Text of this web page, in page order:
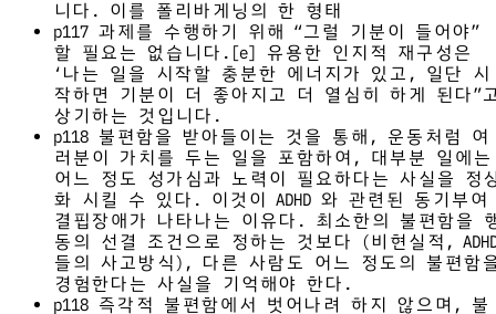
니다. 이를 폴리바게닝의 한 형태
p117 과제를 수행하기 위해 “그럴 기분이 들어야”
할 필요는 없습니다.[e] 유용한 인지적 재구성은
‘나는 일을 시작할 충분한 에너지가 있고, 일단 시
작하면 기분이 더 좋아지고 더 열심히 하게 된다”
상기하는 것입니다.
p118 불편함을 받아들이는 것을 통해, 운동처럼 여
러분이 가치를 두는 일을 포함하여, 대부분 일에는
어느 정도 성가심과 노력이 필요하다는 사실을 정
화 시킬 수 있다. 이것이 ADHD 와 관련된 동기부여
결핍장애가 나타나는 이유다. 최소한의 불편함을
동의 선결 조건으로 정하는 것보다 (비현실적,
들의 사고방식), 다른 사람도 어느 정도의 불편함
경험한다는 사실을 기억해야 한다.
p118 즉각적 불편함에서 벗어나려 하지 않으며, 불